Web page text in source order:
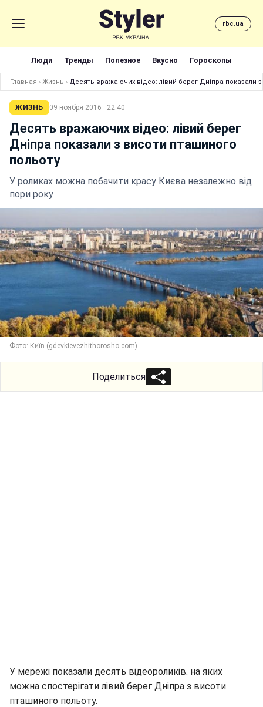
rbc.ua
Люди Тренды Полезное Вкусно Гороскопы
Главная › Жизнь › Десять вражаючих відео: лівий берег Дніпра показали
ЖИЗНЬ 09 ноября 2016 · 22:40
Десять вражаючих відео: лівий берег
Дніпра показали з висоти пташиного
польоту
У роликах можна побачити красу Києва незалежно від
пори року
Фото: Київ (gdevkievezhithorosho.com)
Поделиться
У мережі показали десять відеороликів. на яких
можна спостерігати лівий берег Дніпра з висоти
пташиного польоту.